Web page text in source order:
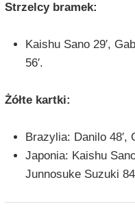
Strzelcy bramek:
Kaishu Sano 29′,
56′.
Żółte kartki:
Brazylia: Danilo 48′,
Japonia: Kaishu
Junnosuke Suzuki